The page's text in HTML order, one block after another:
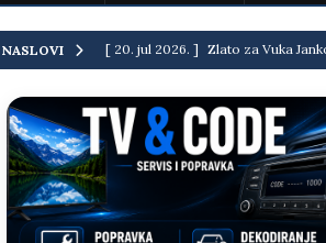
NASLOVI [ 20. jul 2026. ] Zlato za Vuka
[ 19. jul 2026. ] Da li i obraz ima
[ 16. jul 2026. ] Mile će da ti
[ 16. jul 2026. ] Krediti i dugovi
[ 15. jul 2026. ] Politički potres u